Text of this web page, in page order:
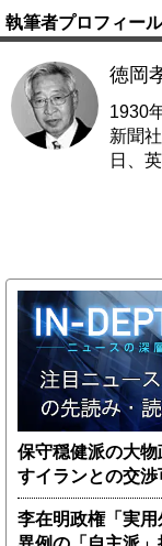
執筆者プロフィール
徳岡
1930
新聞
日、
保守穏健派の大
すイランとの交渉
李在明政権「実